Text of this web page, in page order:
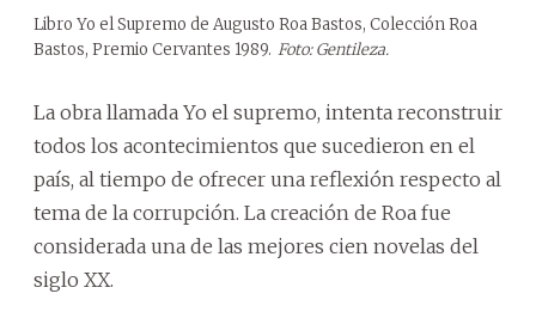
Libro Yo el Supremo de Augusto Roa Bastos, Colección Roa
Bastos, Premio Cervantes 1989. Foto: Gentileza.
La obra llamada Yo el supremo, intenta reconstruir
todos los acontecimientos que sucedieron en el
país, al tiempo de ofrecer una reflexión respecto al
tema de la corrupción. La creación de Roa fue
considerada una de las mejores cien novelas del
siglo XX.